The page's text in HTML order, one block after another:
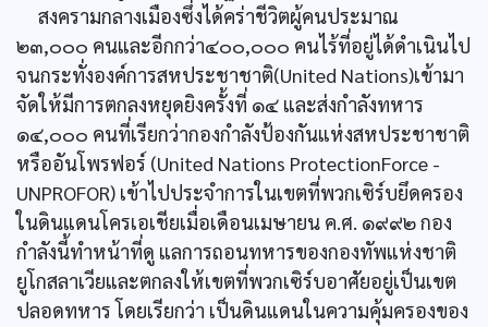
สงครามกลางเมืองซึ่งได้คร่าชีวิตผู้คนประมาณ
๒๓,๐๐๐ คนและอีกกว่า๔๐๐,๐๐๐ คนไร้ที่อยู่ได้ดำเนินไป
จนกระทั่งองค์การสหประชาชาติ(United Nations)เข้ามา
จัดให้มีการตกลงหยุดยิงครั้งที่ ๑๔ และส่งกำลังทหาร
๑๔,๐๐๐ คนที่เรียกว่ากองกำลังป้องกันแห่งสหประชาชาติ
หรืออันโพรฟอร์ (United Nations ProtectionForce -
UNPROFOR) เข้าไปประจำการในเขตที่พวกเซิร์บยึดครอง
ในดินแดนโครเอเชียเมื่อเดือนเมษายน ค.ศ. ๑๙๙๒ กอง
กำลังนี้ทำหน้าที่ดู แลการถอนทหารของกองทัพแห่งชาติ
ยูโกสลาเวียและตกลงให้เขตที่พวกเซิร์บอาศัยอยู่เป็นเขต
ปลอดทหาร โดยเรียกว่า เป็นดินแดนในความคุ้มครองของ